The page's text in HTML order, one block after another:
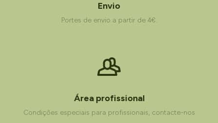
Envio
Portes de envio a partir de 4€.
Área profissional
Condições especiais para profissionais, contacte-nos